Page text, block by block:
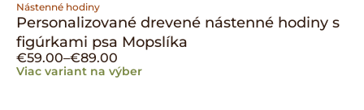
Nástenné hodiny
Personalizované drevené nástenné hodiny s
figúrkami psa Mopslíka
€59.00–€89.00
Viac variant na výber